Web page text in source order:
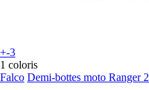
+-3
1 coloris
Falco Demi-bottes moto Ranger 2